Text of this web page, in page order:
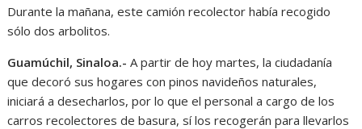
Durante la mañana, este camión recolector había recogido
sólo dos arbolitos.
Guamúchil, Sinaloa.- A partir de hoy martes, la ciudadanía
que decoró sus hogares con pinos navideños naturales,
iniciará a desecharlos, por lo que el personal a cargo de los
carros recolectores de basura, sí los recogerán para llevarlos